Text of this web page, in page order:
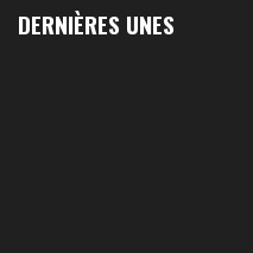
DERNIÈRES UNES